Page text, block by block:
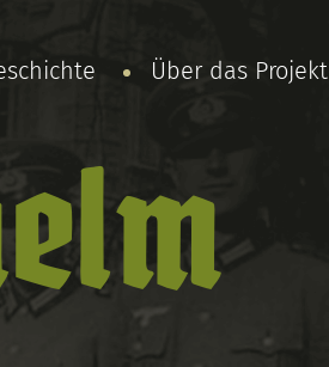
Über das Projekt